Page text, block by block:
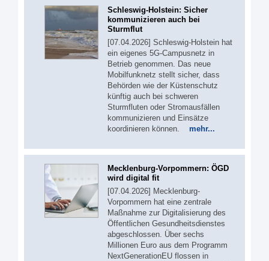
Schleswig-Holstein: Sicher
kommunizieren auch bei
Sturmflut
[07.04.2026] Schleswig-Holstein hat
ein eigenes 5G‑Campusnetz in
Betrieb genommen. Das neue
Mobilfunknetz stellt sicher, dass
Behörden wie der Küstenschutz
künftig auch bei schweren
Sturmfluten oder Stromausfällen
kommunizieren und Einsätze
koordinieren können. mehr...
Mecklenburg-Vorpommern: ÖGD
wird digital fit
[07.04.2026] Mecklenburg-
Vorpommern hat eine zentrale
Maßnahme zur Digitalisierung des
Öffentlichen Gesundheitsdienstes
abgeschlossen. Über sechs
Millionen Euro aus dem Programm
NextGenerationEU flossen in